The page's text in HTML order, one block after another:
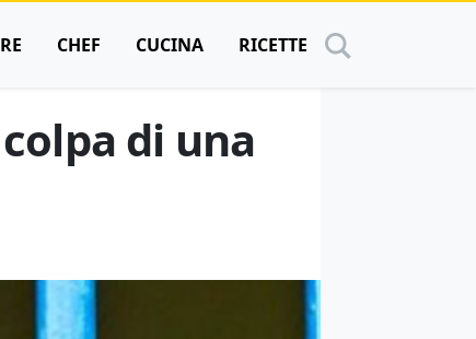
CHEF CUCINA RICETTE
di una